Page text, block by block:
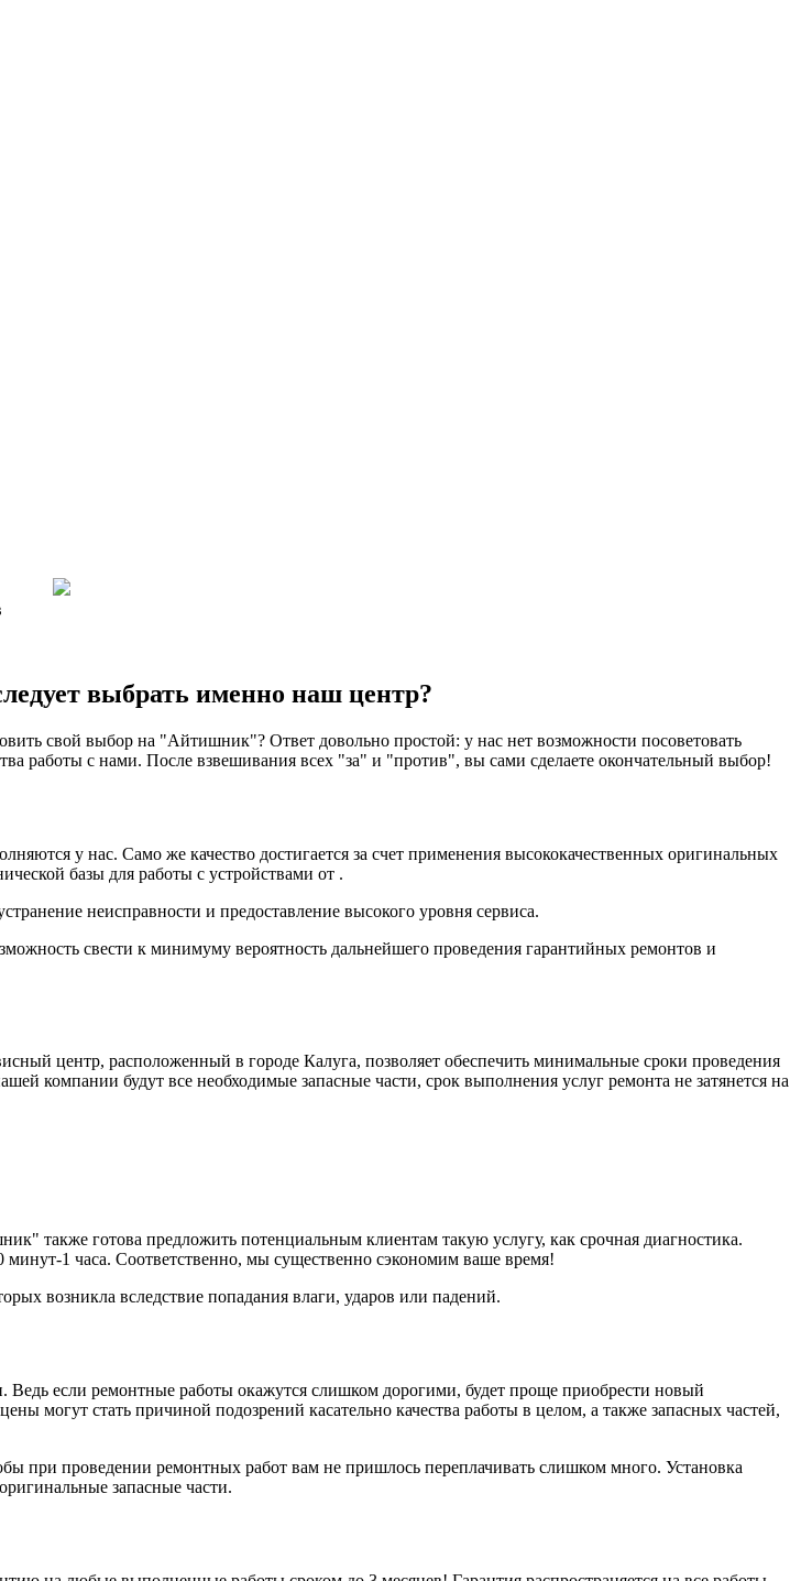
выбрать именно наш центр?
свой выбор на "Айтишник"? Ответ довольно простой: у нас нет возможности посоветовать
работы с нами. После взвешивания всех "за" и "против", вы сами сделаете окончательный выбор!
у нас. Само же качество достигается за счет применения высококачественных оригинальных
базы для работы с устройствами от .
неисправности и предоставление высокого уровня сервиса.
свести к минимуму вероятность дальнейшего проведения гарантийных ремонтов и
центр, расположенный в городе Калуга, позволяет обеспечить минимальные сроки проведения
компании будут все необходимые запасные части, срок выполнения услуг ремонта не затянется на
также готова предложить потенциальным клиентам такую услугу, как срочная диагностика.
1 часа. Соответственно, мы существенно сэкономим ваше время!
возникла вследствие попадания влаги, ударов или падений.
если ремонтные работы окажутся слишком дорогими, будет проще приобрести новый
могут стать причиной подозрений касательно качества работы в целом, а также запасных частей,
при проведении ремонтных работ вам не пришлось переплачивать слишком много. Установка
запасные части.